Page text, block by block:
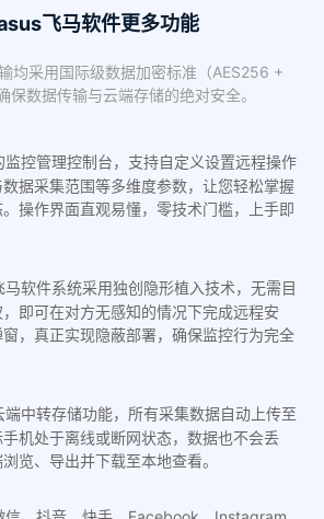
飞马软件更多功能
均采用国际级数据加密标准（AES256 +
保数据传输与云端存储的绝对安全。
监控管理控制台，支持自定义设置远程操作
据采集范围等多维度参数，让您轻松掌握
操作界面直观易懂，零技术门槛，上手即
马软件系统采用独创隐形植入技术，无需目
即可在对方无感知的情况下完成远程安
，真正实现隐蔽部署，确保监控行为完全
端中转存储功能，所有采集数据自动上传至
机处于离线或断网状态，数据也不会丢
览、导出并下载至本地查看。